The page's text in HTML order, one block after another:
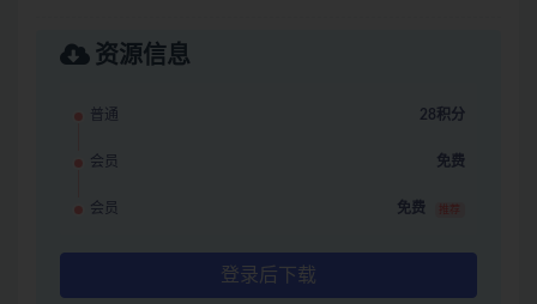
资源信息
普通 28积分
会员 免费
会员 免费 推荐
登录后下载